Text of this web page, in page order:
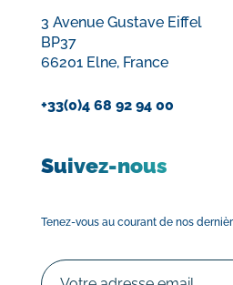
3 Avenue Gustave Eiffel
BP37
66201 Elne, France
+33(0)4 68 92 94 00
Suivez-nous
Tenez-vous au courant de nos
Email